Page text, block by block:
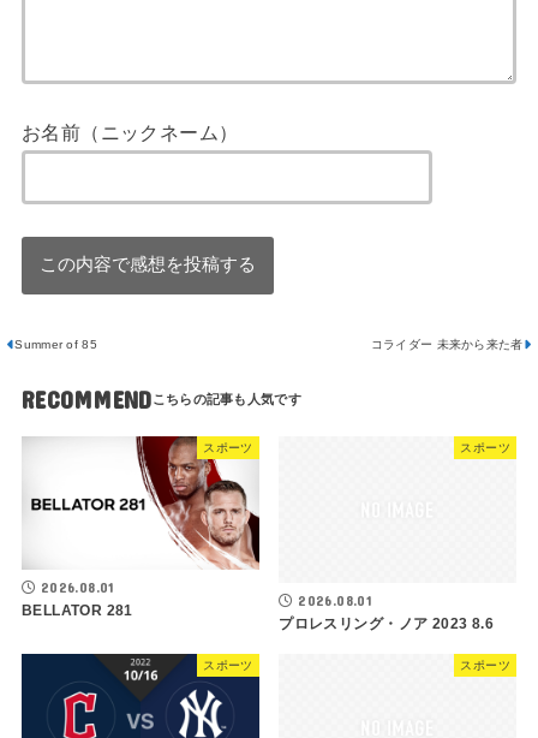
お名前（ニックネーム）
Summer of 85 コライダー 未来から来た者
RECOMMEND
スポーツ
2026.08.01
BELLATOR 281
スポーツ
2026.08.01
プロレスリング・ノア 2023 8.6
スポーツ スポーツ